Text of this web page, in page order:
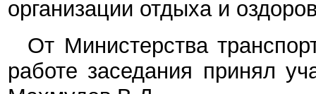
организации отдыха и
От Министерства
работе заседания принял